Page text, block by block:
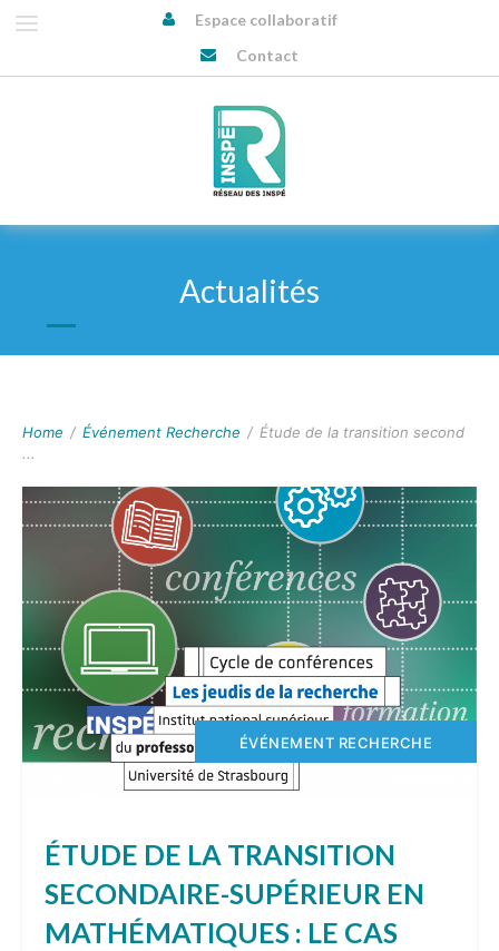
Espace collaboratif
Contact
Actualités
Home / Événement Recherche / Étude de la transition second
...
ÉVÉNEMENT RECHERCHE
ÉTUDE DE LA TRANSITION
SECONDAIRE-SUPÉRIEUR EN
MATHÉMATIQUES : LE CAS